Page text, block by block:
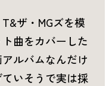
ザ・MGズを模
曲をカバーした
ルバムなんだけ
いそうで実は採